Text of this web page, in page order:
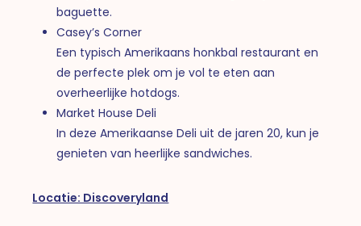
baguette.
Casey’s Corner
Een typisch Amerikaans honkbal restaurant en
de perfecte plek om je vol te eten aan
overheerlijke hotdogs.
Market House Deli
In deze Amerikaanse Deli uit de jaren 20, kun je
genieten van heerlijke sandwiches.
Locatie: Discoveryland